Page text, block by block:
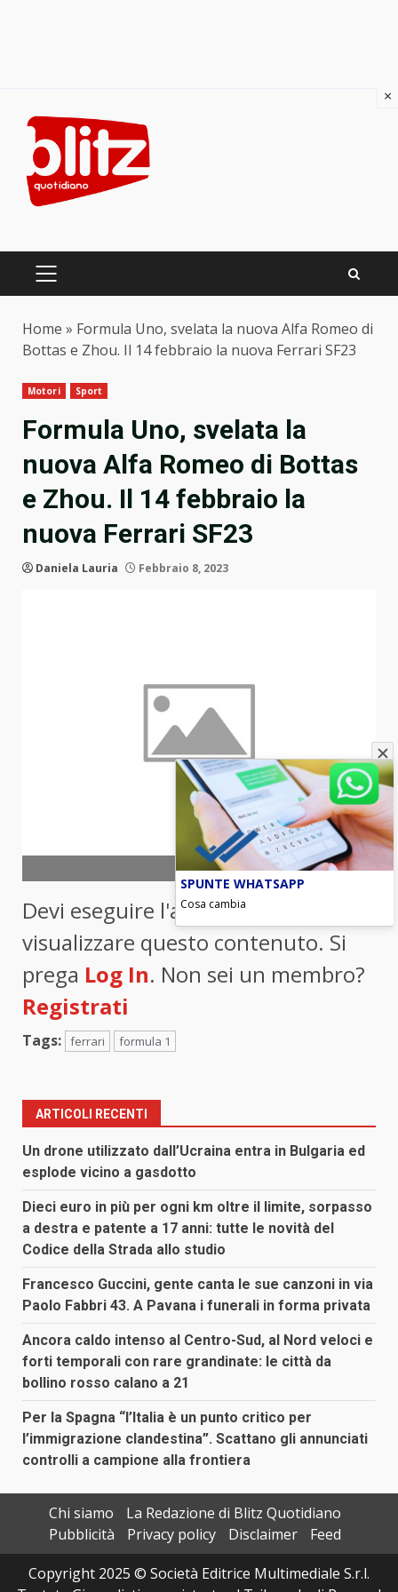
content
PRIMARY
Home » Formula Uno, svelata la nuova Alfa Romeo di
Bottas e Zhou. Il 14 febbraio la nuova Ferrari SF23
Motori Sport
Formula Uno, svelata la
nuova Alfa Romeo di Bottas
e Zhou. Il 14 febbraio la
nuova Ferrari SF23
Daniela Lauria Febbraio 8, 2023
Foto Ansa
Devi eseguire l'accesso per
visualizzare questo contenuto. Si
prega Log In. Non sei un membro?
Registrati
Tags: ferrari formula 1
ARTICOLI RECENTI
Un drone utilizzato dall’Ucraina entra in Bulgaria ed
esplode vicino a gasdotto
Dieci euro in più per ogni km oltre il limite, sorpasso
a destra e patente a 17 anni: tutte le novità del
Codice della Strada allo studio
Francesco Guccini, gente canta le sue canzoni in via
Paolo Fabbri 43. A Pavana i funerali in forma privata
Ancora caldo intenso al Centro-Sud, al Nord veloci e
forti temporali con rare grandinate: le città da
bollino rosso calano a 21
Per la Spagna “l’Italia è un punto critico per
l’immigrazione clandestina”. Scattano gli annunciati
controlli a campione alla frontiera
Chi siamo
La Redazione di Blitz Quotidiano
Pubblicità
Privacy policy Disclaimer
Feed
Copyright 2025 © Società Editrice Multimediale S.r.l.
×
SPUNTE WHATSAPP
Cosa cambia